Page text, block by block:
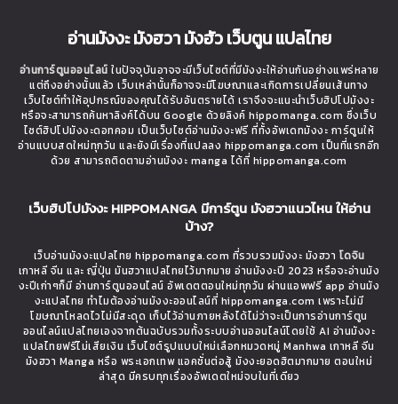
อ่านมังงะ มังฮวา มังฮัว เว็บตูน แปลไทย
อ่านการ์ตูนออนไลน์ ในปัจจุบันอาจจะมีเว็บไซต์ที่มีมังงะให้อ่านกันอย่างแพร่หลาย
แต่ถึงอย่างนั้นแล้ว เว็บเหล่านั้นก็อาจจะมีโฆษณาและเกิดการเปลี่ยนเส้นทาง
เว็บไซต์ทำให้อุปกรณ์ของคุณได้รับอันตรายได้ เราจึงจะแนะนำเว็บฮิปโปมังงะ
หรือจะสามารถค้นหาลิงค์ได้บน Google ด้วยลิงค์ hippomanga.com ซึ่งเว็บ
ไซต์ฮิปโปมังงะดอทคอม เป็นเว็บไซต์อ่านมังงะฟรี ที่ทั้งอัพเดทมังงะ การ์ตูนให้
อ่านแบบสดใหม่ทุกวัน และยังมีเรื่องที่แปลลง hippomanga.com เป็นที่แรกอีก
ด้วย สามารถติดตามอ่านมังงะ manga ได้ที่ hippomanga.com
เว็บฮิปโปมังงะ HIPPOMANGA มีการ์ตูน มังฮวาแนวไหน ให้อ่าน
บ้าง?
เว็บอ่านมังงะแปลไทย hippomanga.com ที่รวบรวมมังงะ มังฮวา โดจิน
เกาหลี จีน และ ญี่ปุ่น มันฮวาแปลไทยไว้มากมาย อ่านมังงะปี 2023 หรือจะอ่านมัง
งะปีเก่าๆก็มี อ่านการ์ตูนออนไลน์ อัพเดตตอนใหม่ทุกวัน ผ่านแอพฟรี app อ่านมัง
งะแปลไทย ทำไมต้องอ่านมังงะออนไลน์ที่ hippomanga.com เพราะไม่มี
โฆษณาโหลดไวไม่มีสะดุด เก็บไว้อ่านภายหลังได้ไม่ว่าจะเป็นการอ่านการ์ตูน
ออนไลน์แปลไทยเองจากต้นฉบับรวมทั้งระบบอ่านออนไลน์โดยใช้ AI อ่านมังงะ
แปลไทยฟรีไม่เสียเงิน เว็บไซต์รูปแบบใหม่เลือกหมวดหมู่ Manhwa เกาหลี จีน
มังฮวา Manga หรือ พระเอกเทพ แอคชั่นต่อสู้ มังงะยอดฮิตมากมาย ตอนใหม่
ล่าสุด มีครบทุกเรื่องอัพเดตใหม่จบในที่เดียว